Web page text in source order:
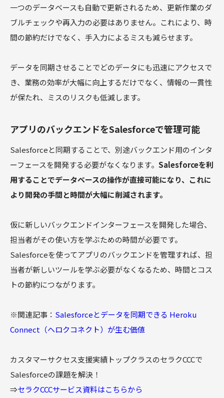
一つのデータベースも自動で更新されるため、更新作業のダ
ブルチェックや再入力の必要はありません。これにより、時
間の節約だけでなく、手入力によるミスも減らせます。
データを同期させることでどのデータにも迅速にアクセスで
き、業務の効率が大幅に向上するだけでなく、情報の一貫性
が保たれ、ミスのリスクも低減します。
アプリのバックエンドをSalesforceで管理可能
Salesforceと同期することで、別途バックエンド用のインタ
ーフェースを開発する必要がなくなります。 Salesforceを利
用することでデータベースの操作が直接可能になり、これに
より開発の手間と時間が大幅に削減されます。
仮に新しいバックエンドインターフェースを開発した場合、
担当者がその使い方を学ぶための時間が必要です。
Salesforceを使ってアプリのバックエンドを管理すれば、担
当者が新しいツールを学ぶ必要がなくなるため、時間とコス
トの節約につながります。
※関連記事： Salesforceとデータを同期できる Heroku
Connect（ヘロクコネクト）が生む価値
カスタマーサクセス支援実績トップクラスのセラクCCCで
Salesforceの課題を解決！
⇒セラクCCCサービス資料はこちらから